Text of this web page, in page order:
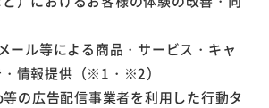
ール等による商品・サービス・キャ
・情報提供（※1・※2）
の広告配信事業者を利用した行動タ